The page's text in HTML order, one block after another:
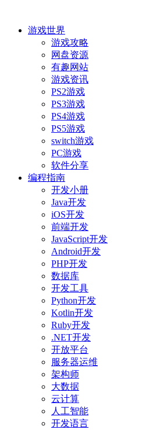
游戏世界
游戏攻略
网盘资源
有趣网站
游戏资讯
PS2游戏
PS3游戏
PS4游戏
PS5游戏
switch游戏
PC游戏
软件分享
编程指南
开发小册
Java开发
iOS开发
前端开发
JavaScript开发
Android开发
PHP开发
数据库
开发工具
Python开发
Kotlin开发
Ruby开发
.NET开发
开放平台
服务器运维
架构师
大数据
云计算
人工智能
开发语言